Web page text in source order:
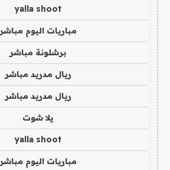
yalla shoot
مباريات اليوم مباشر
برشلونة مباشر
ريال مدريد مباشر
ريال مدريد مباشر
يلا شوت
yalla shoot
مباريات اليوم مباشر